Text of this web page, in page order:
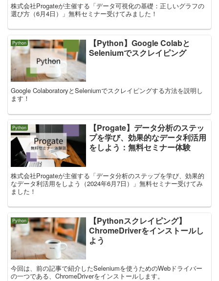
株式会社Progateが主催する「データ可視化の基礎：正しいグラフの
選び方（6月4日）」無料セミナー受けてみました！
Python
【Python】Google Colabと
Seleniumでスクレイピング
Google ColaboratoryとSeleniumでスクレイピングする方法を説明し
ます！
Python
【Progate】データ分析のステッ
プを学び、効果的なデータ利活用
をしよう：無料セミナー体験
株式会社Progateが主催する「データ分析のステップを学び、効果的
なデータ利活用をしよう（2024年6月7日）」無料セミナー受けてみ
ました！
Python
【Pythonスクレイピング】
ChromeDriverをインストールし
よう
今回は、前の記事で紹介したSeleniumを使うためのWebドライバー
の一つである、ChromeDriverをインストールします。